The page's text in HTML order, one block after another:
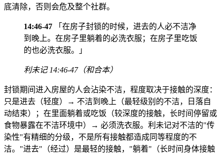
底清除，否则会危及整个社群。
14:46-47 「在房子封锁的时候，进去的人必不洁净
到晚上。在房子里躺着的必洗衣服；在房子里吃饭
的也必洗衣服。」
利未记 14:46-47（和合本）
封锁期间进入房屋的人会沾染不洁，程度取决于接触的深度：
只是进去（轻度）→ 不洁到晚上（最轻级别的不洁，日落自
动结束）；在里面躺着或吃饭（较深度的接触，长时间停留或
食物暴露在不洁环境中）→ 必须洗衣服。利未记对不洁的"传
染性"有精细的分级，不是所有接触都造成同等程度的不
洁。"进去"（经过）是最轻的接触，"躺着"（长时间身体接触